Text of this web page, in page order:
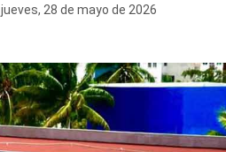
jueves, 28 de mayo de 2026